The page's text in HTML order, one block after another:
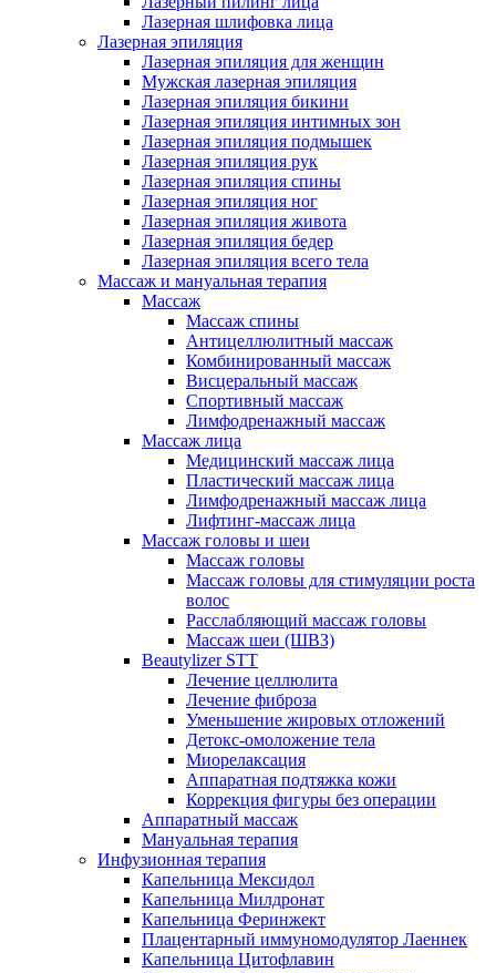
Лазерная шлифовка лица
Лазерная эпиляция
Лазерная эпиляция для женщин
Мужская лазерная эпиляция
Лазерная эпиляция бикини
Лазерная эпиляция интимных зон
Лазерная эпиляция подмышек
Лазерная эпиляция рук
Лазерная эпиляция спины
Лазерная эпиляция ног
Лазерная эпиляция живота
Лазерная эпиляция бедер
Лазерная эпиляция всего тела
Массаж и мануальная терапия
Массаж
Массаж спины
Антицеллюлитный массаж
Комбинированный массаж
Висцеральный массаж
Спортивный массаж
Лимфодренажный массаж
Массаж лица
Медицинский массаж лица
Пластический массаж лица
Лимфодренажный массаж лица
Лифтинг-массаж лица
Массаж головы и шеи
Массаж головы
Массаж головы для стимуляции роста
волос
Расслабляющий массаж головы
Массаж шеи (ШВЗ)
Beautylizer STT
Лечение целлюлита
Лечение фиброза
Уменьшение жировых отложений
Детокс-омоложение тела
Миорелаксация
Аппаратная подтяжка кожи
Коррекция фигуры без операции
Аппаратный массаж
Мануальная терапия
Инфузионная терапия
Капельница Мексидол
Капельница Милдронат
Капельница Феринжект
Плацентарный иммуномодулятор Лаеннек
Капельница Цитофлавин